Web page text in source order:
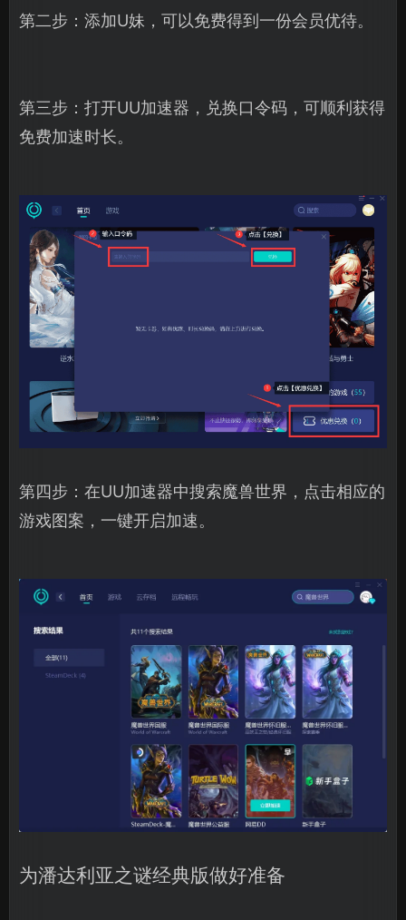
第二步：添加U妹，可以免费得到一份会员优待。
第三步：打开UU加速器，兑换口令码，可顺利获得
免费加速时长。
第四步：在UU加速器中搜索魔兽世界，点击相应的
游戏图案，一键开启加速。
为潘达利亚之谜经典版做好准备